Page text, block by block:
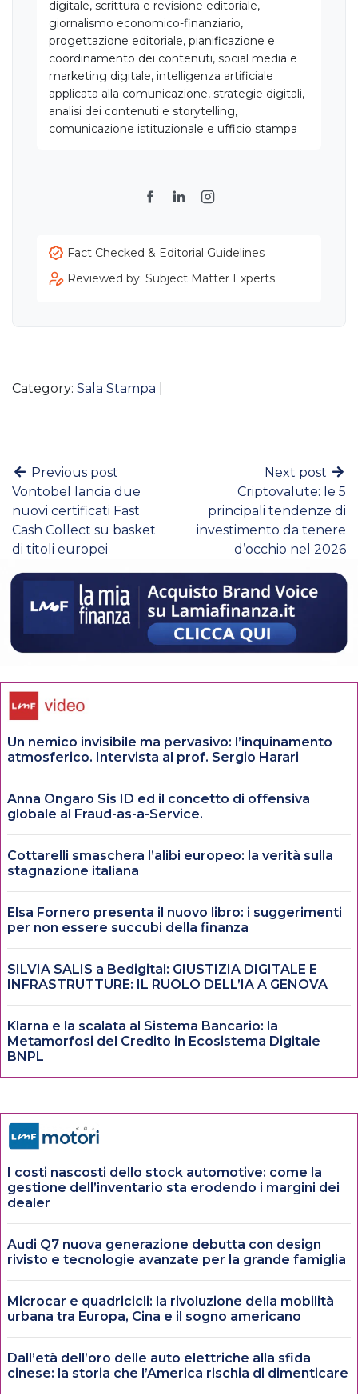
digitale, scrittura e revisione editoriale,
giornalismo economico-finanziario,
progettazione editoriale, pianificazione e
coordinamento dei contenuti, social media e
marketing digitale, intelligenza artificiale
applicata alla comunicazione, strategie digitali,
analisi dei contenuti e storytelling,
comunicazione istituzionale e ufficio stampa
Facebook
LinkedInInstagram
Fact Checked & Editorial Guidelines
Reviewed by: Subject Matter Experts
Category: Sala Stampa
Previous post
Vontobel lancia due
nuovi certificati Fast
Cash Collect su basket
di titoli europei
Next post
Criptovalute: le 5
principali tendenze di
investimento da tenere
d’occhio nel 2026
Un nemico invisibile ma pervasivo: l’inquinamento
atmosferico. Intervista al prof. Sergio Harari
Anna Ongaro Sis ID ed il concetto di offensiva
globale al Fraud-as-a-Service.
Cottarelli smaschera l’alibi europeo: la verità sulla
stagnazione italiana
Elsa Fornero presenta il nuovo libro: i suggerimenti
per non essere succubi della finanza
SILVIA SALIS a Bedigital: GIUSTIZIA DIGITALE E
INFRASTRUTTURE: IL RUOLO DELL’IA A GENOVA
Klarna e la scalata al Sistema Bancario: la
Metamorfosi del Credito in Ecosistema Digitale
BNPL
I costi nascosti dello stock automotive: come la
gestione dell’inventario sta erodendo i margini dei
dealer
Audi Q7 nuova generazione debutta con design
rivisto e tecnologie avanzate per la grande famiglia
Microcar e quadricicli: la rivoluzione della mobilità
urbana tra Europa, Cina e il sogno americano
Dall’età dell’oro delle auto elettriche alla sfida
cinese: la storia che l’America rischia di dimenticare